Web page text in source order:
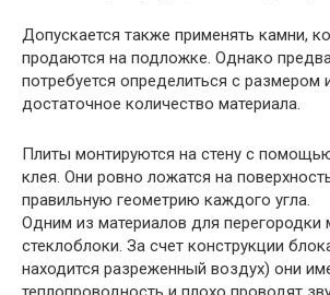
Допускается также применять камни,
продаются на подложке. Однако
потребуется определиться с размером
достаточное количество материала.
Плиты монтируются на стену с
клея. Они ровно ложатся на
правильную геометрию каждого угла.
Одним из материалов для перегородки
стеклоблоки. За счет конструкции
находится разреженный воздух) они